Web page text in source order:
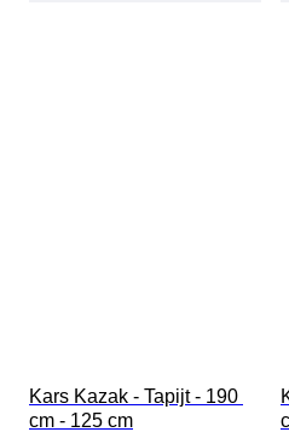
Kars Kazak - Tapijt - 190
cm - 125 cm